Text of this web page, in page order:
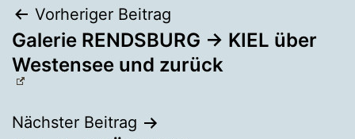
Beitragsnavigation
Vorheriger Beitrag
Galerie RENDSBURG → KIEL über
Westensee und zurück
Nächster Beitrag